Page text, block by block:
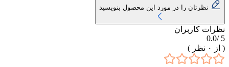
نظرتان را در مورد این محصول بنویسید
نظرات کاربران
5 /
0.0
( از
۰ نظر )